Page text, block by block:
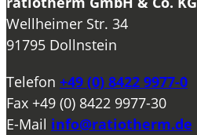
Wellheimer Str. 34
91795 Dollnstein
Telefon +49 (0) 8422 9977-0
Fax +49 (0) 8422 9977-30
E-Mail info@ratiotherm.de